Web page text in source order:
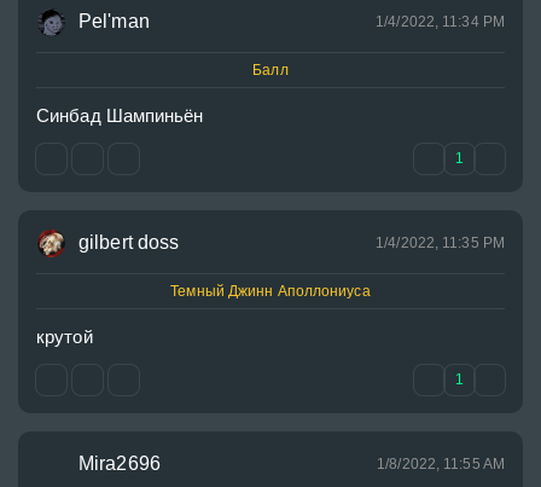
Pel'man 1/4/2022, 11:34 PM
Балл
Синбад Шампиньён
1
gilbert doss 1/4/2022, 11:35 PM
Темный Джинн Аполлониуса
крутой
1
Mira2696 1/8/2022, 11:55 AM